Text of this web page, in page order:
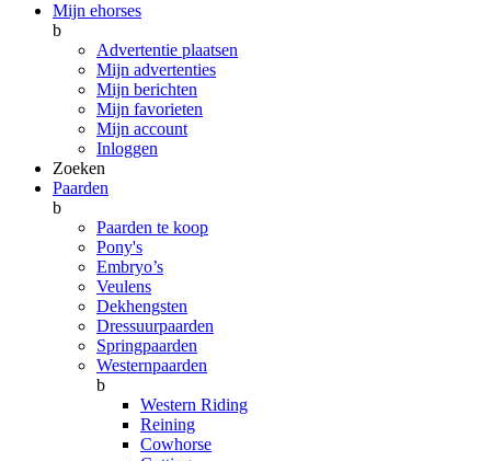
Mijn ehorses
b
Advertentie plaatsen
Mijn advertenties
Mijn berichten
Mijn favorieten
Mijn account
Inloggen
Zoeken
Paarden
b
Paarden te koop
Pony's
Embryo’s
Veulens
Dekhengsten
Dressuurpaarden
Springpaarden
Westernpaarden
b
Western Riding
Reining
Cowhorse